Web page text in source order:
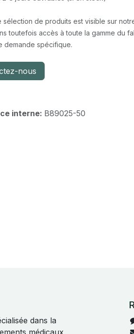
sélection de produits est visible sur
toutefois accès à toute la gamme du
demande spécifique.
nous
interne: B89025-50
dans la
médicaux